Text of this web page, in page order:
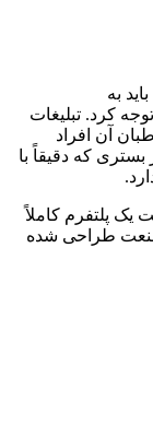
به
کرد. تبلیغات
آن افراد
که دقیقاً با
یک پلتفرم کاملاً
صنعت طراحی شده